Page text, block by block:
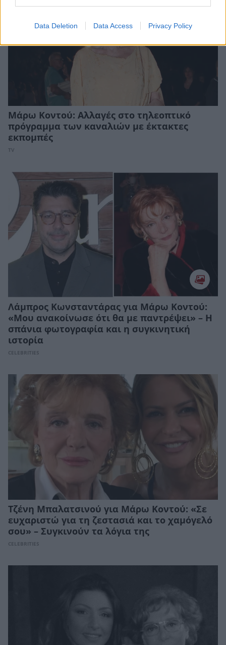
Data Deletion Data Access Privacy Policy
Μάρω Κοντού: Αλλαγές στο τηλεοπτικό
πρόγραμμα των καναλιών με έκτακτες
εκπομπές
TV
Λάμπρος Κωνσταντάρας για Μάρω Κοντού:
«Μου ανακοίνωσε ότι θα με παντρέψει» – Η
σπάνια φωτογραφία και η συγκινητική
ιστορία
CELEBRITIES
Τζένη Μπαλατσινού για Μάρω Κοντού: «Σε
ευχαριστώ για τη ζεστασιά και το χαμόγελό
σου» – Συγκινούν τα λόγια της
CELEBRITIES